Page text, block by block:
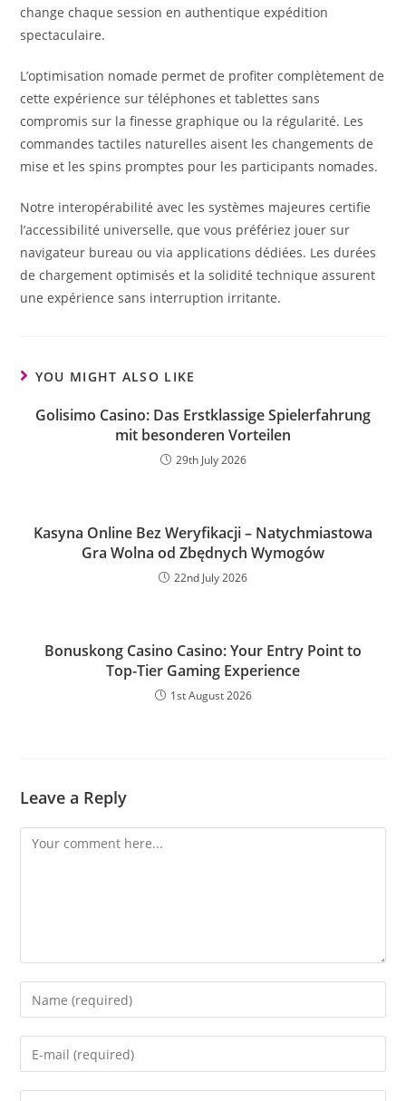
change chaque session en authentique expédition
spectaculaire.
L’optimisation nomade permet de profiter complètement de
cette expérience sur téléphones et tablettes sans
compromis sur la finesse graphique ou la régularité. Les
commandes tactiles naturelles aisent les changements de
mise et les spins promptes pour les participants nomades.
Notre interopérabilité avec les systèmes majeures certifie
l’accessibilité universelle, que vous préfériez jouer sur
navigateur bureau ou via applications dédiées. Les durées
de chargement optimisés et la solidité technique assurent
une expérience sans interruption irritante.
YOU MIGHT ALSO LIKE
Golisimo Casino: Das Erstklassige Spielerfahrung
mit besonderen Vorteilen
29th July 2026
Kasyna Online Bez Weryfikacji – Natychmiastowa
Gra Wolna od Zbędnych Wymogów
22nd July 2026
Bonuskong Casino Casino: Your Entry Point to
Top-Tier Gaming Experience
1st August 2026
Leave a Reply